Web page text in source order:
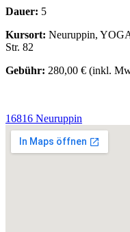
Dauer: 5
Kursort: Neuruppin,
Str. 82
Gebühr: 280,00 € (inkl.
16816 Neuruppin